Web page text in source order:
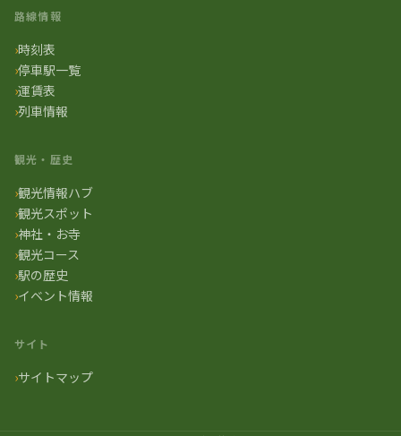
路線情報
時刻表
停車駅一覧
運賃表
列車情報
観光・歴史
観光情報ハブ
観光スポット
神社・お寺
観光コース
駅の歴史
イベント情報
サイト
サイトマップ